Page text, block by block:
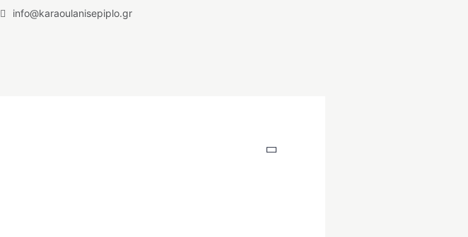
info@karaoulanisepiplo.gr